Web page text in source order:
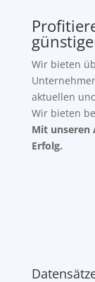
Wir bieten
aktuellen
Wir bieten
Mit unseren
Erfolg.